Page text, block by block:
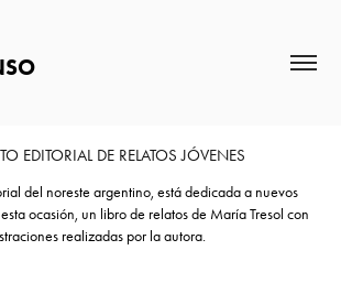
EDITORIAL DE RELATOS JÓVENES
del noreste argentino, está dedicada a nuevos
ocasión, un libro de relatos de María Tresol con
realizadas por la autora.